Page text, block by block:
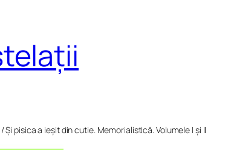
/ Și pisica a ieșit din cutie. Memorialistică. Volumele I și II